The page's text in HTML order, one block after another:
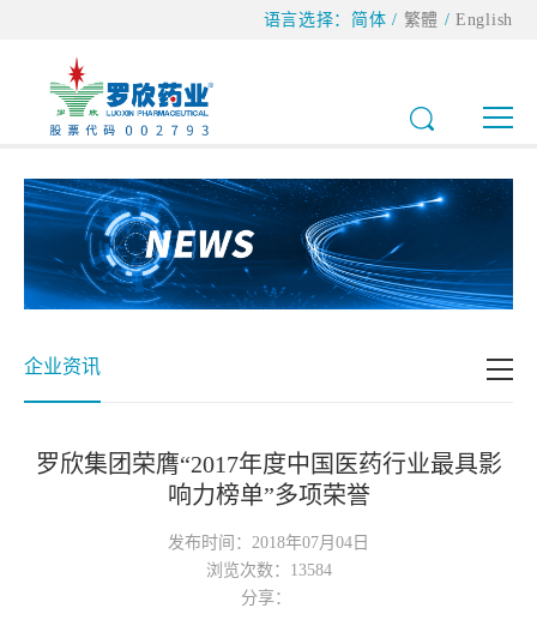
语言选择：简体 / 繁體 /English
企业资讯
罗欣集团荣膺“2017年度中国医药行业最具影
响力榜单”多项荣誉
发布时间：2018年07月04日
浏览次数： 13584
分享：